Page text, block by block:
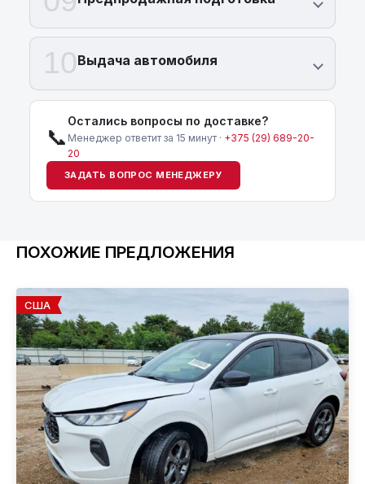
10Выдача автомобиля
📞
Остались вопросы по доставке?
Менеджер ответит за 15 минут · +375 (29) 689-20-
20
ЗАДАТЬ ВОПРОС МЕНЕДЖЕРУ
ПОХОЖИЕ ПРЕДЛОЖЕНИЯ
США